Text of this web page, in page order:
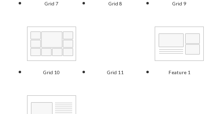
Grid 7 Grid 8 Grid 9
Grid 10 Grid 11 Feature 1